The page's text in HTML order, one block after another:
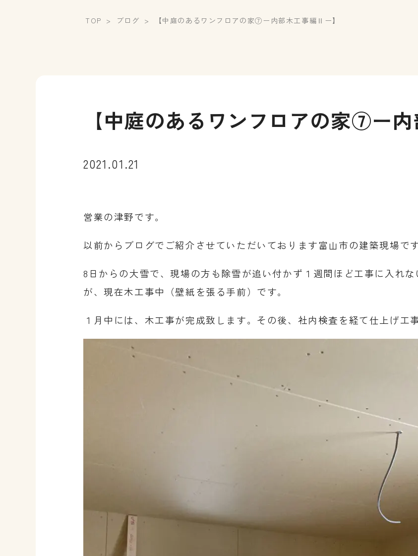
TOP ブログ 【中庭のあるワンフロアの家⑦ー内部木工事編Ⅱー】
【中庭のあるワンフロアの家⑦ー
2021.01.21
営業の津野です。
以前からブログでご紹介させていただいております富山市の建築現場で
8日からの大雪で、現場の方も除雪が追い付かず１週間ほど工事に入れな
が、現在木工事中（壁紙を張る手前）です。
１月中には、木工事が完成致します。その後、社内検査を経て仕上げ工